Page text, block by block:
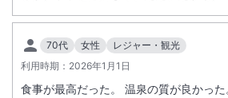
70代 女性
レジャー・観光
利用時期： 2026年1月1日
食事が最高だった。 温泉の質が良かっ